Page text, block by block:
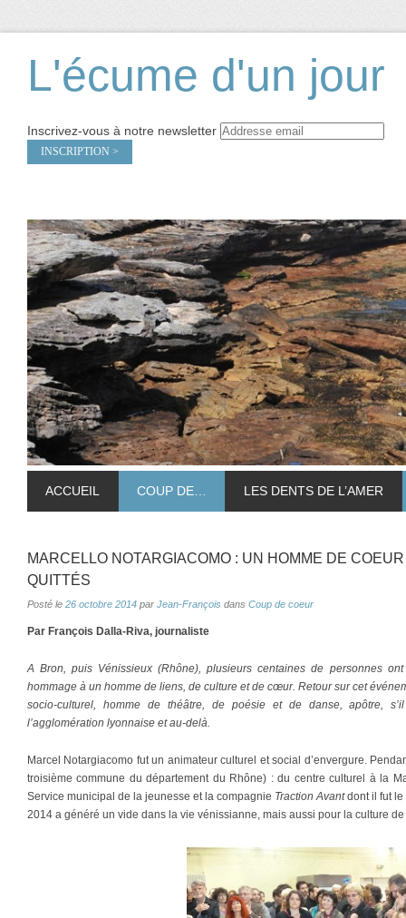
L'écume d'un jour
Inscrivez-vous à notre newsletter
ACCUEIL COUP DE… LES DENTS DE L’AMER
MARCELLO NOTARGIACOMO : UN HOMME DE
QUITTÉS
Posté le 26 octobre 2014 par Jean-François dans Coup de coeur
Par François Dalla-Riva, journaliste
A Bron, puis Vénissieux (Rhône), plusieurs centaines de personnes
hommage à un homme de liens, de culture et de cœur. Retour sur cet
socio-culturel, homme de théâtre, de poésie et de danse, apôtre,
l’agglomération lyonnaise et au-delà.
Marcel Notargiacomo fut un animateur culturel et social d’envergure.
troisième commune du département du Rhône) : du centre culturel à la
Service municipal de la jeunesse et la compagnie Traction Avantdont il fut le
2014 a généré un vide dans la vie vénissianne, mais aussi pour la culture